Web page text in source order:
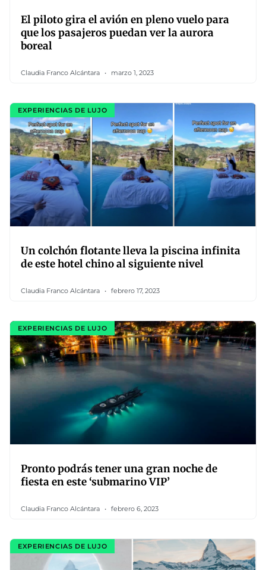
El piloto gira el avión en pleno vuelo para
que los pasajeros puedan ver la aurora
boreal
Claudia Franco Alcántara marzo 1, 2023
EXPERIENCIAS DE LUJO
Un colchón flotante lleva la piscina infinita
de este hotel chino al siguiente nivel
Claudia Franco Alcántara febrero 17, 2023
EXPERIENCIAS DE LUJO
Pronto podrás tener una gran noche de
fiesta en este ‘submarino VIP’
Claudia Franco Alcántara febrero 6, 2023
EXPERIENCIAS DE LUJO